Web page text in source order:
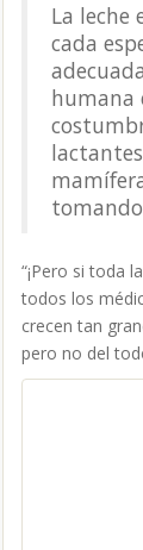
La leche
cada
humana
“¡Pero si toda
todos los
crecen tan
pero no del